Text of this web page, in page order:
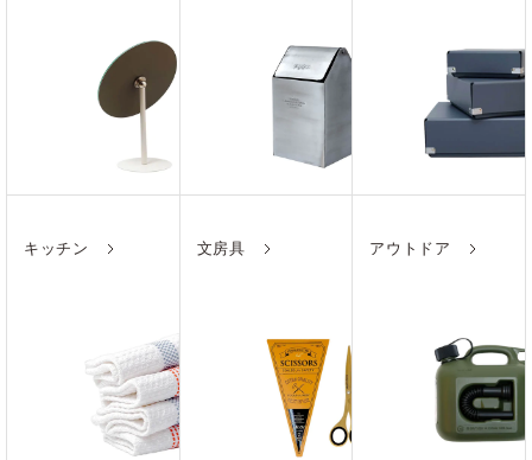
キッチン 文房具 アウトドア